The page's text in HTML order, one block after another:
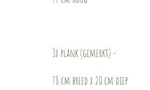
3x plank (gemerkt) -
78 cm breed x 20 cm diep